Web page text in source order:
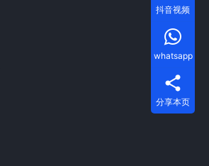
抖音视频
whatsapp
分享本页